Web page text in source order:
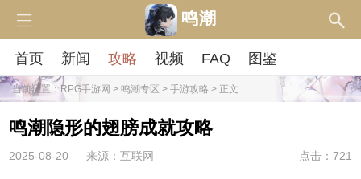
鸣潮
首页 新闻 攻略 视频 FAQ 图鉴
当前位置：RPG手游网 > 鸣潮专区 > 手游攻略 > 正文
鸣潮隐形的翅膀成就攻略
2025-08-20 来源：互联网 点击：721